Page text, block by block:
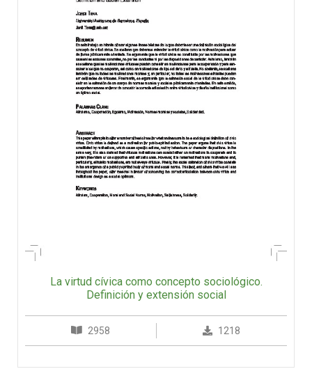
La virtud cívica como concepto sociológico.
Definición y extensión social
2958 1218